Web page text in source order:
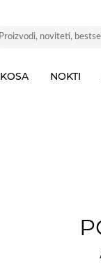
KOSA NOKTI